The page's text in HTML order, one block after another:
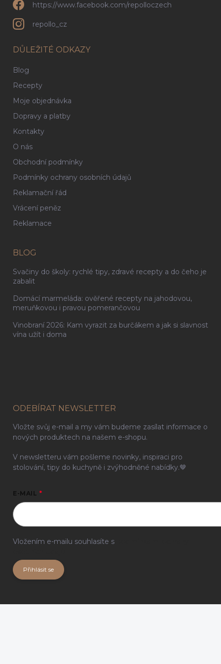
https://www.facebook.com/repolloczech
repollo_cz
DŮLEŽITÉ ODKAZY
Blog
Recepty
Moje objednávka
Dopravy a platby
Kontakty
O nás
Obchodní podmínky
Podmínky ochrany osobních údajů
Reklamační řád
Vrácení peněz
Reklamace
BLOG
Svačiny do školy: rychlé tipy, zdravé recepty a do čeho je
zabalit
Domácí marmeláda: ověřené recepty na jahodovou,
meruňkovou i pravou pomerančovou
Vinobraní 2026: Kam vyrazit za burčákem a jak si slavnost
vína užít i doma
ODEBÍRAT NEWSLETTER
Vložte svůj e-mail a my vám budeme zasílat informace o
nových produktech na našem e-shopu.
V newsletteru vám pošleme novinky, inspiraci pro
stolování, tipy do kuchyně i zvýhodněné nabídky.🤎
E-MAIL
Vložením e-mailu souhlasíte s
Přihlásit se